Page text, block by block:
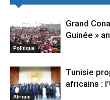
Politique
Grand
Guinée »
Afrique
Tunisie
africains :